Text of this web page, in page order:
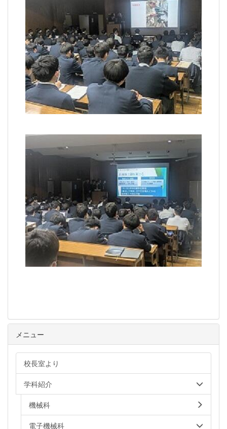
メニュー
校長室より
学科紹介
機械科
電子機械科